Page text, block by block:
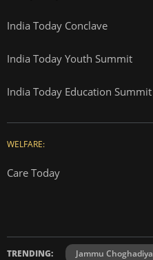
India Today Conclave
India Today Youth Summit
India Today Education Summit
WELFARE:
Care Today
TRENDING: Jammu Choghadiya